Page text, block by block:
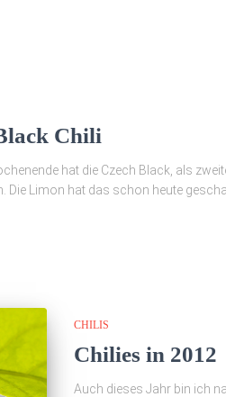
Chili
hat die Czech Black, als
Limon hat das schon heute
CHILIS
Chilies in 2012
Auch dieses Jahr bin ich